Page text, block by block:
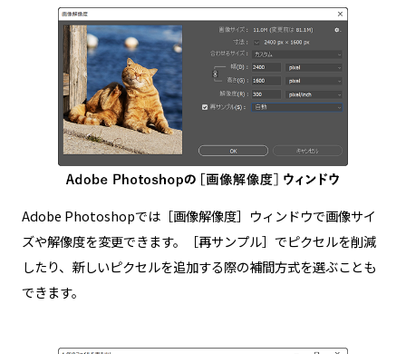
Adobe Photoshopでは［画像解像度］ウィンドウで画像サイ
ズや解像度を変更できます。［再サンプル］でピクセルを削減
したり、新しいピクセルを追加する際の補間方式を選ぶことも
できます。